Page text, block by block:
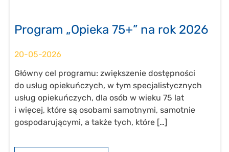
Program „Opieka 75+” na rok 2026
20-05-2026
Główny cel programu: zwiększenie dostępności
do usług opiekuńczych, w tym specjalistycznych
usług opiekuńczych, dla osób w wieku 75 lat
i więcej, które są osobami samotnymi, samotnie
gospodarującymi, a także tych, które […]